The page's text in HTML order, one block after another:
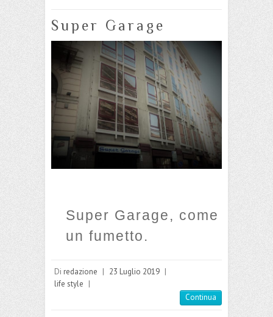
Super Garage
Super Garage, come
un fumetto.
Di redazione | 23 Luglio 2019 |
life style |
Continua